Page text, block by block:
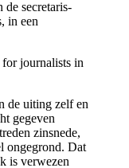
secretaris-
in een
for journalists in
de uiting zelf en
gegeven
zinsnede,
ongegrond. Dat
is verwezen